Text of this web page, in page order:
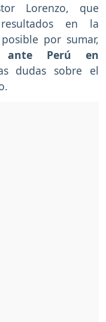
Lorenzo, que
en la
por sumar,
Perú en
dudas sobre el